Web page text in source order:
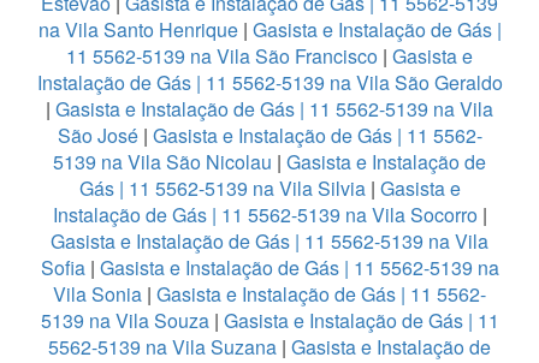
na Vila Santo Henrique| Gasista e Instalação de Gás |
11 5562-5139 na Vila São Francisco | Gasista e
Instalação de Gás | 11 5562-5139 na Vila São Geraldo
| Gasista e Instalação de Gás | 11 5562-5139 na Vila
São José| Gasista e Instalação de Gás | 11 5562-
5139 na Vila São Nicolau | Gasista e Instalação de
Gás | 11 5562-5139 na Vila Silvia| Gasista e
Instalação de Gás | 11 5562-5139 na Vila Socorro|
Gasista e Instalação de Gás | 11 5562-5139 na Vila
Sofia| Gasista e Instalação de Gás | 11 5562-5139 na
Vila Sonia | Gasista e Instalação de Gás | 11 5562-
5139 na Vila Souza| Gasista e Instalação de Gás | 11
5562-5139 na Vila Suzana | Gasista e Instalação de